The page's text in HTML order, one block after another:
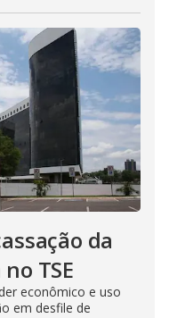
da
TSE
econômico e uso
em desfile de